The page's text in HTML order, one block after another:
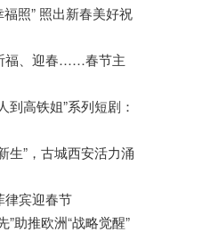
福照” 照出新春美好祝
福、迎春……春节主
到高铁姐”系列短剧：
生”，古城西安活力涌
律宾迎春节
”助推欧洲“战略觉醒”